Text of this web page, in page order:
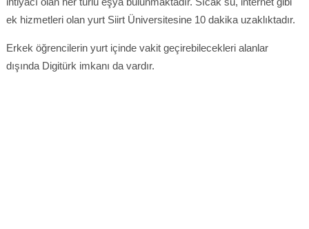
ek hizmetleri olan yurt Siirt Üniversitesine 10 dakika uzaklıktadır.
Erkek öğrencilerin yurt içinde vakit geçirebilecekleri alanlar
dışında Digitürk imkanı da vardır.